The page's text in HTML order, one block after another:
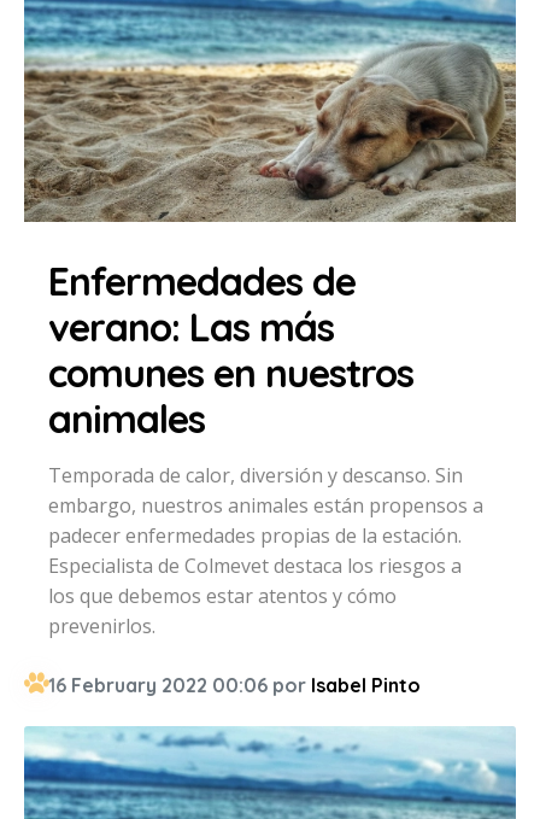
Enfermedades de
verano: Las más
comunes en nuestros
animales
Temporada de calor, diversión y descanso. Sin
embargo, nuestros animales están propensos a
padecer enfermedades propias de la estación.
Especialista de Colmevet destaca los riesgos a
los que debemos estar atentos y cómo
prevenirlos.
16 February 2022 00:06 por Isabel Pinto